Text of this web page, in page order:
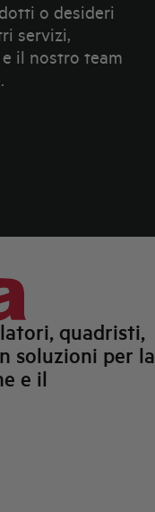
o desideri
servizi,
il nostro team
quadristi,
soluzioni per la
e il